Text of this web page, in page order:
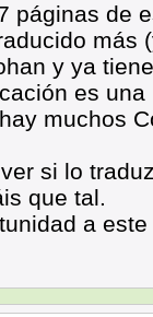
páginas de
más
y ya
es
muchos
si lo
que tal.
a